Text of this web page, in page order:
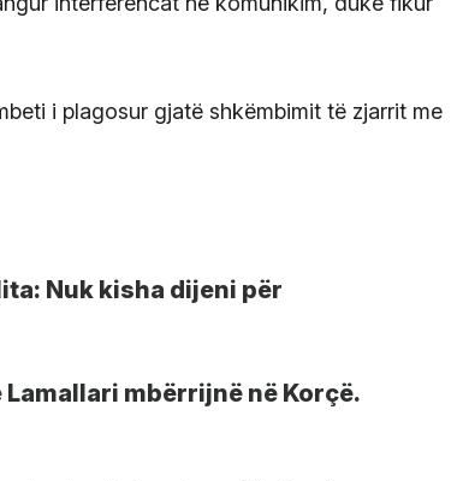
i plagosur gjatë shkëmbimit të zjarrit me
Nuk kisha dijeni për
mbërrijnë në Korçë.